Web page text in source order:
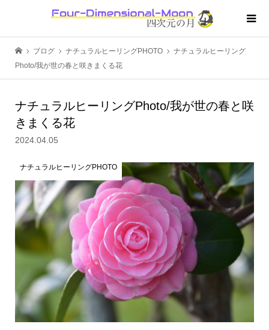
ブログ ナチュラルヒーリングPHOTO
ナチュラルヒーリング
Photo/我が世の春と咲きまくる花
ナチュラルヒーリングPhoto/我が世の春と咲
きまくる花
2024.04.05
ナチュラルヒーリングPHOTO